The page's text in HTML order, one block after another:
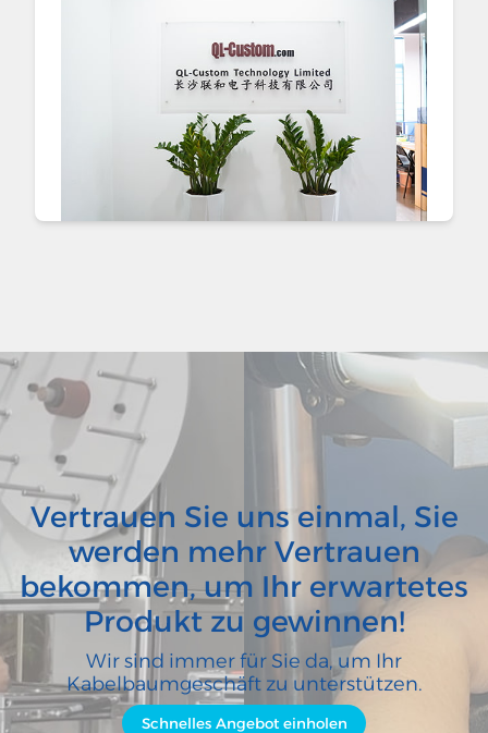
Vertrauen Sie uns einmal, Sie
werden mehr Vertrauen
bekommen, um Ihr erwartetes
Produkt zu gewinnen!
Wir sind immer für Sie da, um Ihr
Kabelbaumgeschäft zu unterstützen.
Schnelles Angebot einholen